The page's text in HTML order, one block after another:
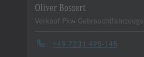
Oliver Bossert
Verkauf Pkw Gebrauchtfahrzeuge
+49 7231 495-145